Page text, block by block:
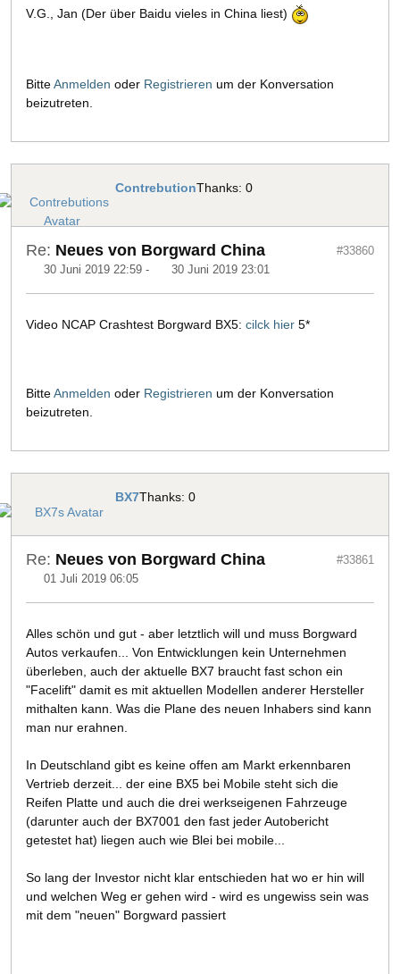
V.G., Jan (Der über Baidu vieles in China liest)
BitteAnmelden oder Registrieren um der Konversation
beizutreten.
ContrebutionThanks: 0
Re: Neues von Borgward China
30 Juni 2019 22:59 - 30 Juni 2019 23:01
#33860
Video NCAP Crashtest Borgward BX5: cilck hier 5*
BitteAnmelden oder Registrieren um der Konversation
beizutreten.
BX7Thanks: 0
Re: Neues von Borgward China
01 Juli 2019 06:05
#33861
Alles schön und gut - aber letztlich will und muss Borgward
Autos verkaufen... Von Entwicklungen kein Unternehmen
überleben, auch der aktuelle BX7 braucht fast schon ein
"Facelift" damit es mit aktuellen Modellen anderer Hersteller
mithalten kann. Was die Plane des neuen Inhabers sind kann
man nur erahnen.
In Deutschland gibt es keine offen am Markt erkennbaren
Vertrieb derzeit... der eine BX5 bei Mobile steht sich die
Reifen Platte und auch die drei werkseigenen Fahrzeuge
(darunter auch der BX7001 den fast jeder Autobericht
getestet hat) liegen auch wie Blei bei mobile...
So lang der Investor nicht klar entschieden hat wo er hin will
und welchen Weg er gehen wird - wird es ungewiss sein was
mit dem "neuen" Borgward passiert